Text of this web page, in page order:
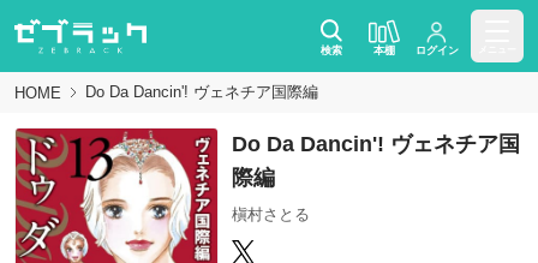
検索 本棚 ログイン
HOME Do Da Dancin'! ヴェネチア国際編
Do Da Dancin'! ヴェネチア国
際編
槇村さとる